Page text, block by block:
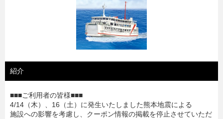
紹介
■■■ご利用者の皆様■■■
4/14（木）、16（土）に発生いたしました熊本地震による
施設への影響を考慮し、クーポン情報の掲載を停止させていただ